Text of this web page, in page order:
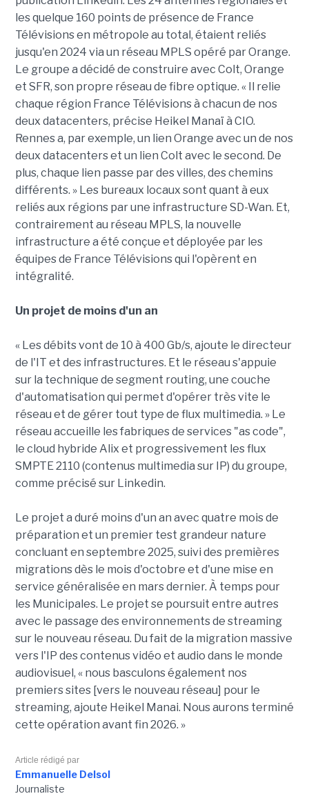
les quelque 160 points de présence de France
Télévisions en métropole au total, étaient reliés
jusqu'en 2024 via un réseau MPLS opéré par Orange.
Le groupe a décidé de construire avec Colt, Orange
et SFR, son propre réseau de fibre optique. « Il relie
chaque région France Télévisions à chacun de nos
deux datacenters, précise Heikel Manaï à CIO.
Rennes a, par exemple, un lien Orange avec un de nos
deux datacenters et un lien Colt avec le second. De
plus, chaque lien passe par des villes, des chemins
différents. » Les bureaux locaux sont quant à eux
reliés aux régions par une infrastructure SD-Wan. Et,
contrairement au réseau MPLS, la nouvelle
infrastructure a été conçue et déployée par les
équipes de France Télévisions qui l'opèrent en
intégralité.
Un projet de moins d'un an
« Les débits vont de 10 à 400 Gb/s, ajoute le directeur
de l'IT et des infrastructures. Et le réseau s'appuie
sur la technique de segment routing, une couche
d'automatisation qui permet d'opérer très vite le
réseau et de gérer tout type de flux multimedia. » Le
réseau accueille les fabriques de services "as code",
le cloud hybride Alix et progressivement les flux
SMPTE 2110 (contenus multimedia sur IP) du groupe,
comme précisé sur Linkedin.
Le projet a duré moins d'un an avec quatre mois de
préparation et un premier test grandeur nature
concluant en septembre 2025, suivi des premières
migrations dès le mois d'octobre et d'une mise en
service généralisée en mars dernier. À temps pour
les Municipales. Le projet se poursuit entre autres
avec le passage des environnements de streaming
sur le nouveau réseau. Du fait de la migration massive
vers l'IP des contenus vidéo et audio dans le monde
audiovisuel, « nous basculons également nos
premiers sites [vers le nouveau réseau] pour le
streaming, ajoute Heikel Manai. Nous aurons terminé
cette opération avant fin 2026. »
Article rédigé par
Emmanuelle Delsol
Journaliste